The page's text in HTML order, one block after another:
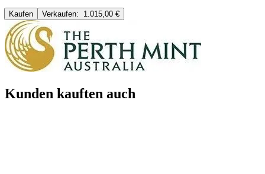
Kaufen Verkaufen: 1.015,00 €
Kunden kauften auch